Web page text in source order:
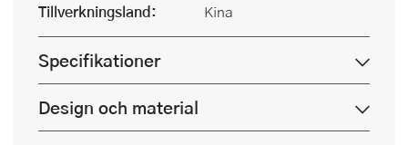
Tillverkningsland:
Kina
Specifikationer
Design och material